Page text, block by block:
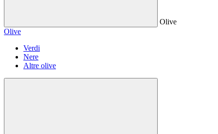
Olive
Olive
Verdi
Nere
Altre olive